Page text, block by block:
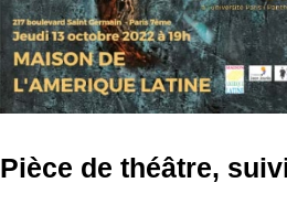
Pièce de théâtre,